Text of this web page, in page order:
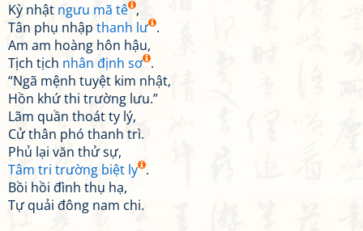
Kỳ nhật ngưu mã tê ,
Tân phụ nhập thanh lư .
Am am hoàng hôn hậu,
Tịch tịch nhân định sơ .
“Ngã mệnh tuyệt kim nhật,
Hồn khứ thi trường lưu.”
Lãm quần thoát ty lý,
Cử thân phó thanh trì.
Phủ lại văn thử sự,
Tâm tri trường biệt ly .
Bồi hồi đình thụ hạ,
Tự quải đông nam chi.